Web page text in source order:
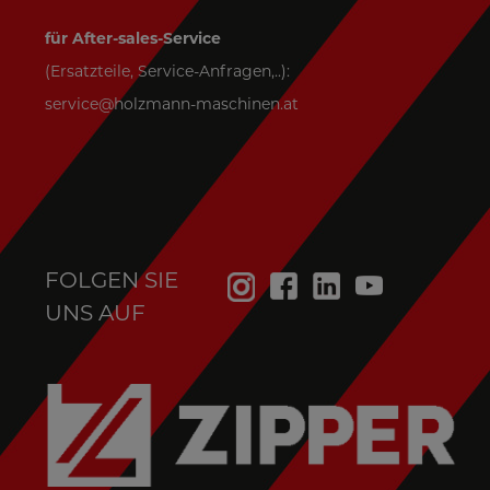
für After-sales-Service
(Ersatzteile, Service-Anfragen,..):
service@holzmann-maschinen.at
FOLGEN SIE
UNS AUF